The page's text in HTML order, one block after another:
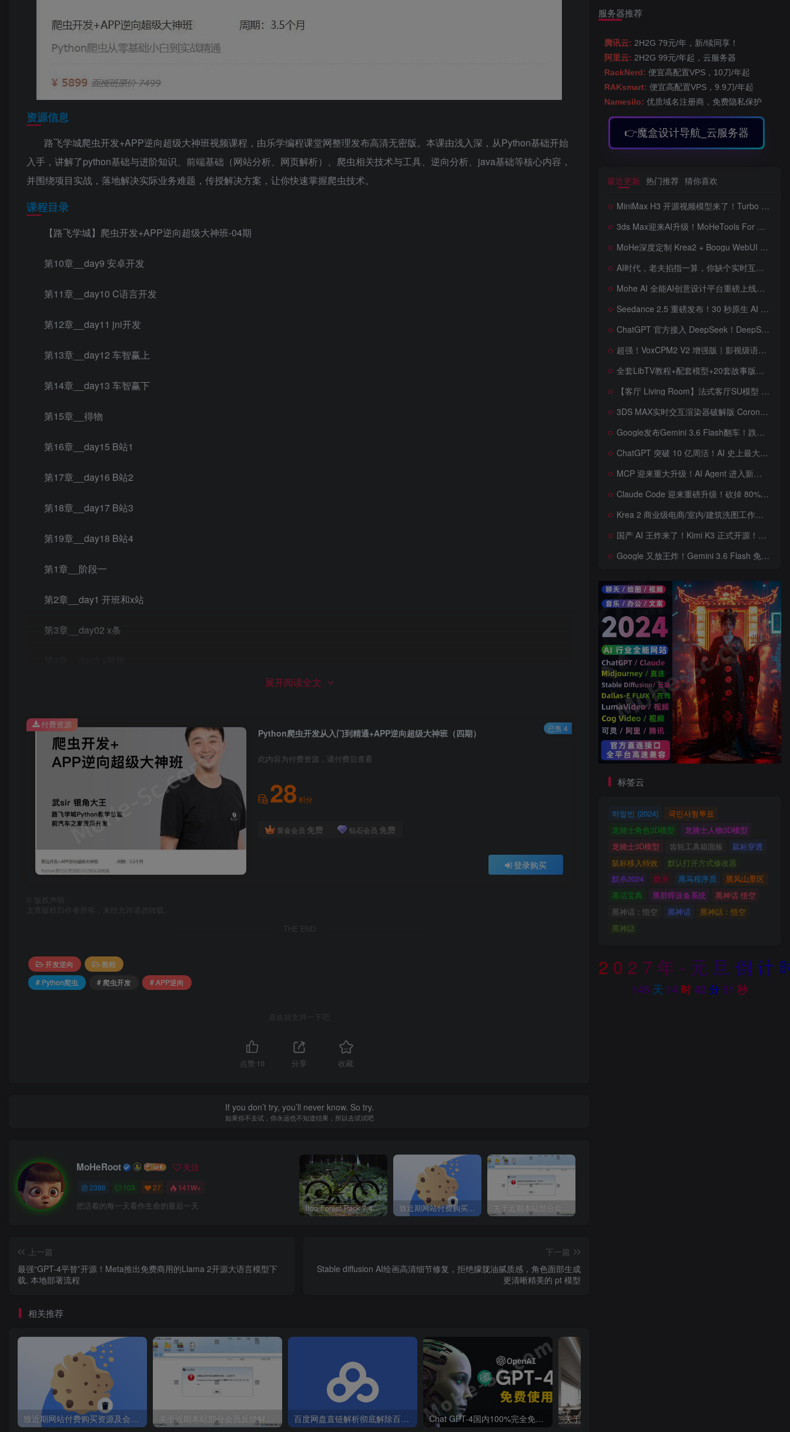
资源信息
路飞学城爬虫开发+APP逆向超级大神班视频课程，由乐学编程课堂网整理发布高清无密版。本课由浅入深，从Python基础开始
入手，讲解了python基础与进阶知识、前端基础（网站分析、网页解析）、爬虫相关技术与工具、逆向分析、java基础等核心内容，
并围绕项目实战，落地解决实际业务难题，传授解决方案，让你快速掌握爬虫技术。
课程目录
【路飞学城】爬虫开发+APP逆向超级大神班-04期
第10章__day9 安卓开发
第11章__day10 C语言开发
第12章__day11 jni开发
第13章__day12 车智赢上
第14章__day13 车智赢下
第15章__得物
第16章__day15 B站1
第17章__day16 B站2
第18章__day17 B站3
第19章__day18 B站4
第1章__阶段一
第2章__day1 开班和x站
第3章__day02 x条
第6章__day5 证书和java入门
第7章__day6 java基础
第8章__day7 java基础和安卓环境
第9章__day8 安卓开发
爬虫4期：爬虫&逆向4期-第20章-day19B站5-20.1-今日目标.mp4
爬虫4期：爬虫&逆向4期-第20章-day19B站5-20.10-设置密码.mp4
爬虫4期：爬虫&逆向4期-第20章-day19B站5-20.2-补充知识点-fp_local和frida重载.mp4
爬虫4期：爬虫&逆向4期-第20章-day19B站5-20.5-答题-基础题-实现和演示.mp4
爬虫4期：爬虫&逆向4期-第20章-day19B站5-20.6-答题-进阶题-实现和演示.mp4
爬虫4期：爬虫&逆向4期-第20章-day19B站5-20.7-答题-转正成功.mp4
爬虫4期：爬虫&逆向4期-第20章-day19B站5-20.8-答题-整体演示.mp4
爬虫4期：爬虫&逆向4期-第21章-day20知乎-21.1-今日概要.mp4
爬虫4期：爬虫&逆向4期-第21章-day20知乎-21.10-今日总结.mp4
爬虫4期：爬虫&逆向4期-第21章-day20知乎-21.3-URL参数转义.mp4
爬虫4期：爬虫&逆向4期-第21章-day20知乎-21.4-udid分析.mp4
爬虫4期：爬虫&逆向4期-第21章-day20知乎-21.6-hd实现.mp4
爬虫4期：爬虫&逆向4期-第21章-day20知乎-21.7-zse-96算法分析.mp4
爬虫4期：爬虫&逆向4期-第21章-day20知乎-21.8-zse-96分析和实现（web）.mp4
爬虫4期：爬虫&逆向4期-第21章-day20知乎-21.9-zse-96分析和实现（app）-有bug.mp4
爬虫4期：爬虫&逆向4期-第22章-day21抖音-22.10-参数总结.mp4
爬虫4期：爬虫&逆向4期-第22章-day21抖音-22.11-请求头-字符串拼接.mp4
爬虫4期：爬虫&逆向4期-第22章-day21抖音-22.13-请求头-分析和实现.mp4
爬虫4期：爬虫&逆向4期-第22章-day21抖音-22.2-今日概要和知识点.mp4
爬虫4期：爬虫&逆向4期-第22章-day21抖音-22.3-关于版本和设备.mp4
爬虫4期：爬虫&逆向4期-第22章-day21抖音-22.4-抓包和任务的拆分.mp4
爬虫4期：爬虫&逆向4期-第22章-day21抖音-22.5-参数-cdid.mp4
爬虫4期：爬虫&逆向4期-第22章-day21抖音-22.6-参数-公共位置.mp4
展开阅读全文
Python爬虫开发从入门到精通+APP逆向超级大神班（四期）
此内容为付费资源，请付费后查看
28 积分
黄金会员 免费 钻石会员 免费
登录购买
付费资源 已售 4
版权声明
文章版权归作者所有，未经允许请勿转载。
THE END
开发逆向
教程
# Python爬虫
# 爬虫开发 # APP逆向
喜欢就支持一下吧
点赞 10 分享 收藏
If you don’t try, you’ll never know. So try.
如果你不去试，你永远也不知道结果，所以去试试吧
MoHeRoot 关注
2386 103 27 141W+
把活着的每一天看作生命的最后一天 Itoo Forest Pack 7.4.20 森林插件 For 3DSMAX 2014 ~ 2023 汉化永久版 致近期网站付费购买资源及会员用户后，网页显示依然没有购买解决方法！ 关于近期本站部分会员反馈解压文件解压到一半失败出错的说明
上一篇
最强“GPT-4平替”开源！Meta推出免费商用的Llama 2开源大语言模型下
载, 本地部署流程
下一篇
Stable diffusion AI绘画高清细节修复，拒绝朦胧油腻质感，角色面部生成
更清晰精美的 pt 模型
相关推荐
致近期网站付费购买资源及会员用户后，网页显示依然没有购买解决方法！ 关于近期本站部分会员反馈解压文件解压到一半失败出错的说明 百度网盘直链解析彻底解除百度云限速限制[利用IDM工具在线解析网页版] Chat GPT-4国内100%完全免费使用，没有任何次数限制！
服务器推荐
腾讯云: 2H2G 79元/年，新/续同享！
阿里云: 2H2G 99元/年起，云服务器
RackNerd: 便宜高配置VPS，10刀/年起
RAKsmart: 便宜高配置VPS，9.9刀/年起
Namesilo: 优质域名注册商，免费隐私保护
👉魔盒设计导航_云服务器
最近更新 热门推荐 猜你喜欢
MiniMax H3 开源视频模型来了！Turbo LoRA 加速最高 350%，12G 显存也能跑，本地部署教程详解
3ds Max迎来AI升级！MoHeTools For 3ds Max 2012 ~ 2026 智能工具箱插件发布，支持AI 3D建模、文生图、图生图、效果图生成，全面提升室内设计效率
MoHe深度定制 Krea2 + Boogu WebUI v2.0 重磅发布！专为 AI 室内设计师打造，一键切换定制工作流，彻底告别 ComfyUI 复杂节点，一键生图！
AI时代，老夫掐指一算，你缺个实时互动的 AI 赛博女友！无需 API、完全免费、实时语音互动，零延迟打造专属 AI 数字女友，附本地部署教程！
Mohe AI 全能AI创意设计平台重磅上线！一站式AI提示词词库·对话·绘画·画廊·推流AI创意神器与AIGC展示平台系统全面升级！
Seedance 2.5 重磅发布！30 秒原生 AI 视频、50 个多模态参考、原位编辑全上线，告别抽卡盲盒，AI 视频正式进入导演时代！
ChatGPT 官方接入 DeepSeek！DeepSeek V4 Flash 0731 重磅开源发布！AI 编程能力全面升级，支持识图、支持 Responses API，本地部署全攻略！
超强！VoxCPM2 V2 增强版｜影视级语音克隆，音色永久保存，文字转语音+AI声音克隆+方言 + ai语音设计+多人对话 + 字幕全搞定
全套LibTV教程+配套模型+20套故事版参考(含提示词)轻松学会AI短剧制作，全套教程走过路过不要错过想在家里赚钱的就学习起来
【客厅 Living Room】法式客厅SU模型 French-style living room SketchUp model
3DS MAX实时交互渲染器破解版 Corona Render 15 Hotfix 2 For 3ds Max 2018 ~ 2027 Win + 离线材质预设库
Google发布Gemini 3.6 Flash翻车！跌出全球智能榜前十！Google 新模型遭遇口碑争议，附个人一些使用体验——变慢/降智/弱智，Gemini现在真的是一团糟，Google版豆包！
ChatGPT 突破 10 亿周活！AI 史上最大用户奇迹背后，OpenAI 正面对一场百亿美元级商业挑战
MCP 迎来重大升级！AI Agent 进入新纪元，模型上下文协议全面重构，未来 AI 工具生态将被重新定义，AI工具接口进入倒计时开始！
Claude Code 迎来重磅升级！砍掉 80% 系统提示词一键瘦身优化，新增 /doctor 诊断命令，AI 编程效率再次提升
Krea 2 商业级电商/室内/建筑洗图工作流首次公开！三套工作流 + 三档预设 + JSON 反推，RAW、Turbo、Depth、4 倍增强一次学会
国产 AI 王炸来了！Kimi K3 正式开源！免费下载全球最大 2.8 万亿参数模型，国产开源 AI 首次逼近闭源天花板
Google 又放王炸！Gemini 3.6 Flash 免费开放，AI 编程、Agent 能力暴涨，开发者必体验的新一代 AI 模型，性能再次刷新纪录
标签云
하얼빈 (2024)
국민사형투표
龙骑士角色3D模型
龙骑士人物3D模型
龙骑士3D模型
齿轮工具箱面板
鼠标穿透
鼠标移入特效
默认打开方式修改器
默杀2024
默杀 黑马程序员
黑风山景区
黑话宝典
黑群晖设备系统
黑神话·悟空
黑神话：悟空
黑神话
黑神話：悟空
黑神話
2 0 2 7 年 - 元 旦 倒 计
145 天 14 时42 分 49 秒